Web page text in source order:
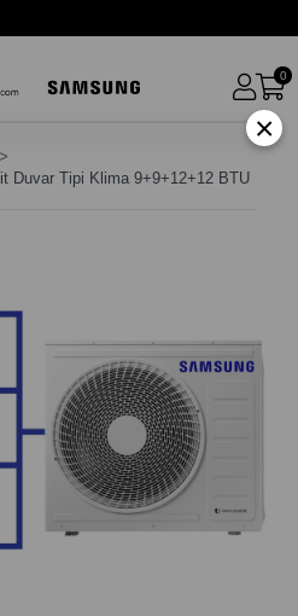
0
Duvar Tipi Klima 9+9+12+12 BTU
×